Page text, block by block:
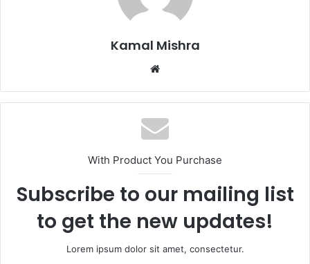
Kamal Mishra
Website
With Product You Purchase
Subscribe to our mailing list
to get the new updates!
Lorem ipsum dolor sit amet, consectetur.